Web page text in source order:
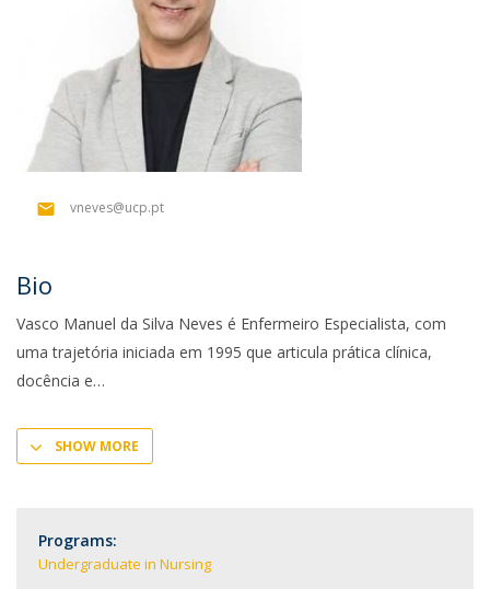
vneves@ucp.pt
Bio
Vasco Manuel da Silva Neves é Enfermeiro Especialista, com
uma trajetória iniciada em 1995 que articula prática clínica,
docência e
SHOW MORE
Programs:
Undergraduate in Nursing